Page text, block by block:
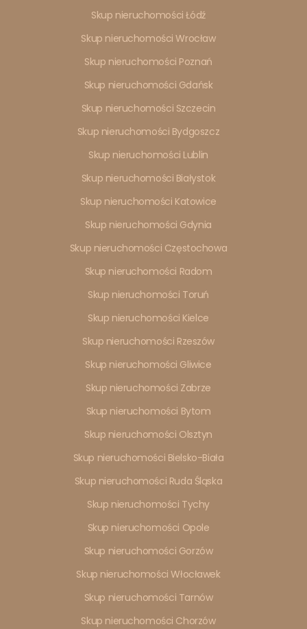
Skup nieruchomości Łódź
Skup nieruchomości Wrocław
Skup nieruchomości Poznań
Skup nieruchomości Gdańsk
Skup nieruchomości Szczecin
Skup nieruchomości Bydgoszcz
Skup nieruchomości Lublin
Skup nieruchomości Białystok
Skup nieruchomości Katowice
Skup nieruchomości Gdynia
Skup nieruchomości Częstochowa
Skup nieruchomości Radom
Skup nieruchomości Toruń
Skup nieruchomości Kielce
Skup nieruchomości Rzeszów
Skup nieruchomości Gliwice
Skup nieruchomości Zabrze
Skup nieruchomości Bytom
Skup nieruchomości Olsztyn
Skup nieruchomości Bielsko-Biała
Skup nieruchomości Ruda Śląska
Skup nieruchomości Tychy
Skup nieruchomości Opole
Skup nieruchomości Gorzów
Skup nieruchomości Włocławek
Skup nieruchomości Tarnów
Skup nieruchomości Chorzów